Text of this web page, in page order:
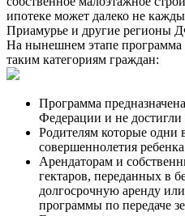
ипотеке может далеко не
Приамурье и другие регионы
На нынешнем этапе программа
таким категориям граждан:
Программа
Федерации и не достигли
Родителям которые одни
совершеннолетия ребенка
Арендаторам и
гектаров, переданных в
долгосрочную аренду
программы по передаче